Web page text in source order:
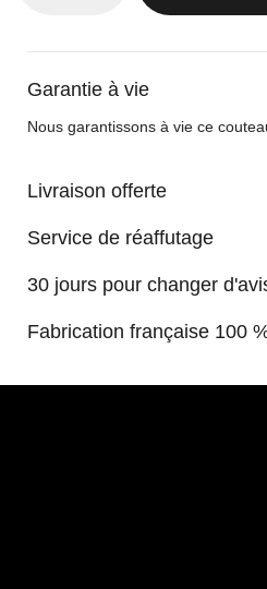
Garantie à vie
Nous garantissons à vie ce
Livraison offerte
Service de réaffutage
30 jours pour changer
Fabrication française 100